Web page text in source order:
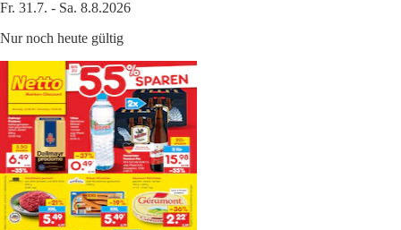
Fr. 31.7. - Sa. 8.8.2026
Nur noch heute gültig